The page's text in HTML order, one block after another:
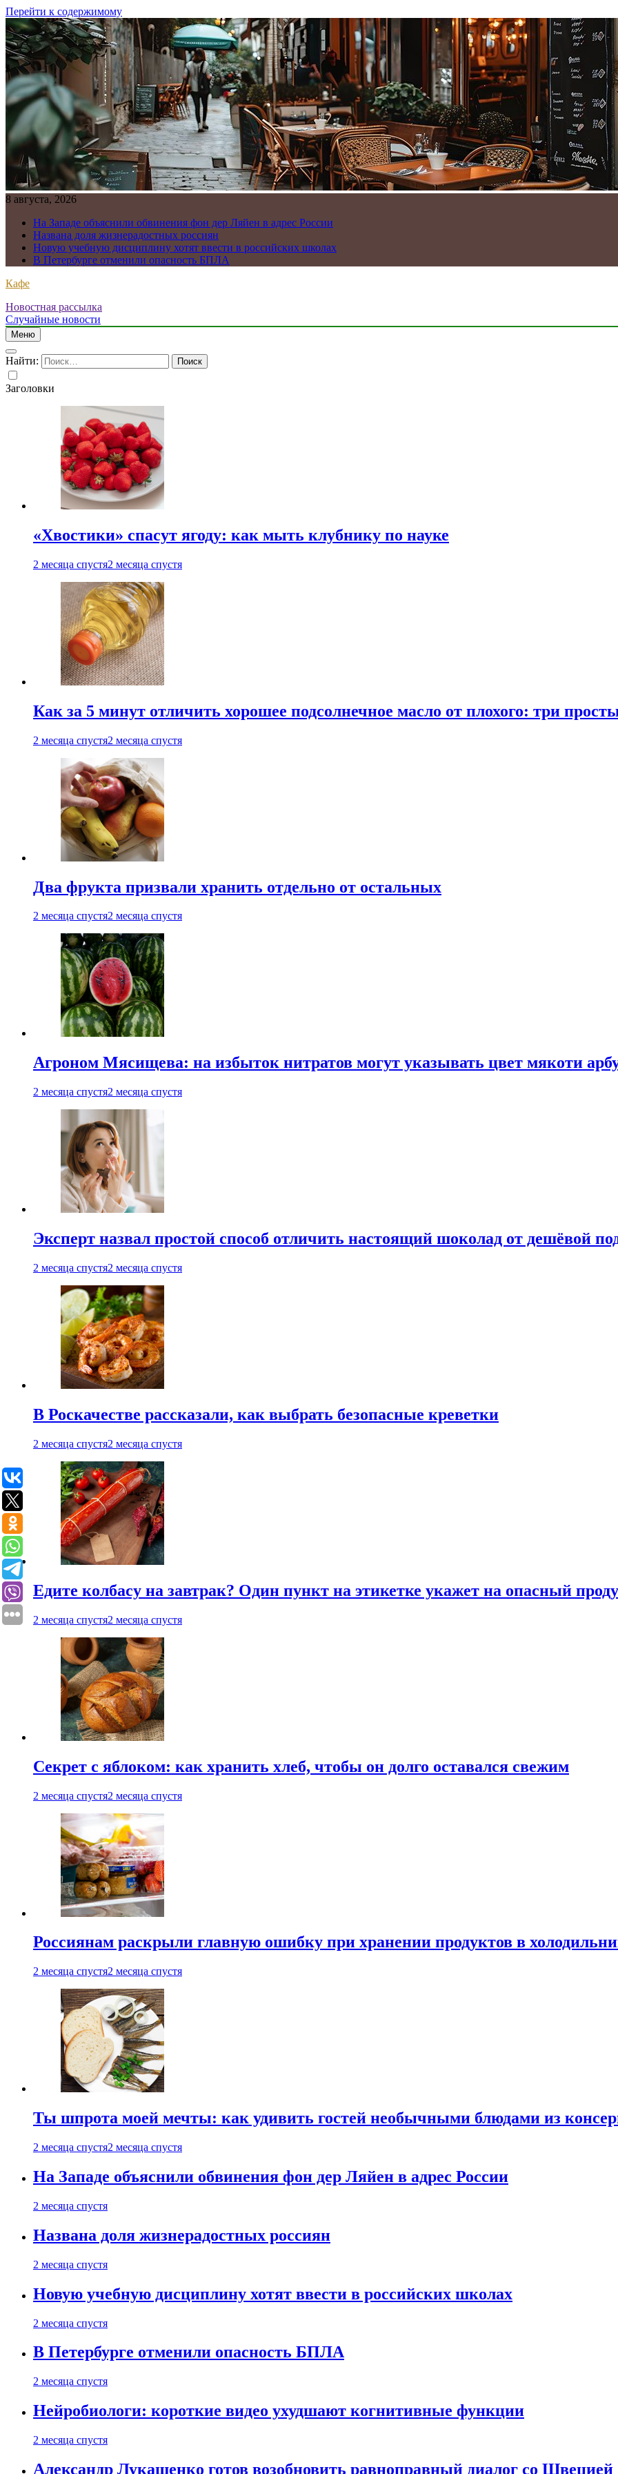
Перейти к содержимому
8 августа, 2026
На Западе объяснили обвинения фон дер Ляйен в адрес России
Названа доля жизнерадостных россиян
Новую учебную дисциплину хотят ввести в российских школах
В Петербурге отменили опасность БПЛА
Кафе
Новостная рассылка
Случайные новости
Меню
Найти:
Заголовки
«Хвостики» спасут ягоду: как мыть клубнику по науке
2 месяца спустя2 месяца спустя
Как за 5 минут отличить хорошее подсолнечное масло от плохого: три
2 месяца спустя2 месяца спустя
Два фрукта призвали хранить отдельно от остальных
2 месяца спустя2 месяца спустя
Агроном Мясищева: на избыток нитратов могут указывать цвет мякоти
2 месяца спустя2 месяца спустя
Эксперт назвал простой способ отличить настоящий шоколад от дешёвой
2 месяца спустя2 месяца спустя
В Роскачестве рассказали, как выбрать безопасные креветки
2 месяца спустя2 месяца спустя
Едите колбасу на завтрак? Один пункт на этикетке укажет на опасный
2 месяца спустя2 месяца спустя
Секрет с яблоком: как хранить хлеб, чтобы он долго оставался свежим
2 месяца спустя2 месяца спустя
Россиянам раскрыли главную ошибку при хранении продуктов в
2 месяца спустя2 месяца спустя
Ты шпрота моей мечты: как удивить гостей необычными блюдами из
2 месяца спустя2 месяца спустя
На Западе объяснили обвинения фон дер Ляйен в адрес России
2 месяца спустя
Названа доля жизнерадостных россиян
2 месяца спустя
Новую учебную дисциплину хотят ввести в российских школах
2 месяца спустя
В Петербурге отменили опасность БПЛА
2 месяца спустя
Нейробиологи: короткие видео ухудшают когнитивные функции
2 месяца спустя
Александр Лукашенко готов возобновить равноправный диалог со Швецией